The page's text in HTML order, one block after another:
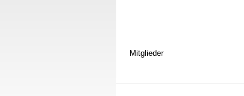
Mitglieder